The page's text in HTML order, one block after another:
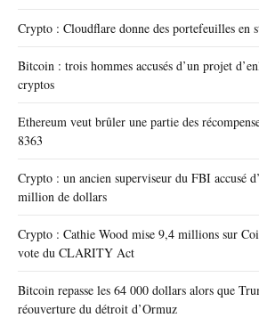
Crypto : Cloudflare donne des portefeuilles en
Bitcoin : trois hommes accusés d’un projet
cryptos
Ethereum veut brûler une partie des
8363
Crypto : un ancien superviseur du FBI accusé
million de dollars
Crypto : Cathie Wood mise 9,4 millions sur
vote du CLARITY Act
Bitcoin repasse les 64 000 dollars alors que
réouverture du détroit d’Ormuz